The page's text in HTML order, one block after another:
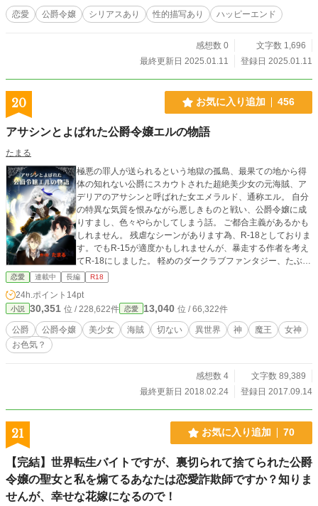
恋愛 公爵令嬢 シリアスあり 性的描写あり ハッピーエンド
感想数 0
文字数 1,696
最終更新日 2025.01.11
登録日 2025.01.11
20 お気に入り追加 456
アサシンとよばれた公爵令嬢エルの物語
たまる
極悪の罪人が送られるという地獄の孤島、最果ての地から得
体の知れない公爵にスカウトされた超絶美少女の元海賊、ア
デリアのアサシンと呼ばれた女エメラルド、通称エル。 自分
の特異な気質を恨みながら悪しきものと戦い、公爵令嬢に成
りすまし、色々やらかしてしまう話。 ご都合主義があるかも
しれません。 残虐なシーンがあります為、R-18としておりま
す。でもR-15が適度かもしれませんが、暴走する作者を考え
てR-18にしました。 軽めのダークラブファンタジー、たぶ
ん。構想倒れにならないよう、頑張ります。 誤字脱字は、か
なり見つけては直し、見つけては直しの作業の繰り返しで、
スローペースで行っております。すいません。 9/20づけでフ
ァンタジーから恋愛に変更します。 付け加えですが、最初の
五話程度はかなりヘビーな内容ですが、段々とかなり途中か
らはっちゃけてきております。初めの暗さを我慢していただ
味、いえいえ、違いますよー。 まだ本編が進行が遅いです
が、表紙を描いてみました。 最近やっとデジタルのペイント
たので、やめました。 ごめん！！ ミハエル！！
恋愛 連載中 長編 R18
24h.ポイント 14pt
小説 30,351 位 / 228,622件 恋愛 13,040 位 / 66,322件
公爵 公爵令嬢 美少女 海賊 切ない 異世界 神 魔王
女神
お色気？
感想数 4
文字数 89,389
最終更新日 2018.02.24
登録日 2017.09.14
21 お気に入り追加 70
【完結】世界転生バイトですが、裏切られて捨てられた公爵
令嬢の聖女と私を煽てるあなたは恋愛詐欺師ですか？知りま
せんが、幸せな花嫁になるので！